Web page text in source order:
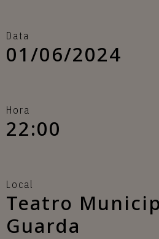
Data
01/06/2024
Hora
22:00
Local
Teatro
Guarda